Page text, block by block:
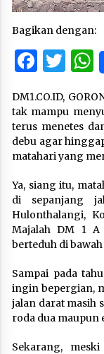
Bagikan dengan:
DM1.CO.ID,
tak mampu
terus menetes
debu agar
matahari yang
Ya, siang itu,
di sepanjang
Hulonthalangi,
Majalah DM 1
berteduh di
Sampai pada
ingin bepergian,
jalan darat masih
roda dua maupun
Sekarang,